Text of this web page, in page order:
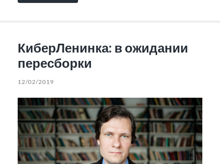
КиберЛенинка: в ожидании
пересборки
12/02/2019